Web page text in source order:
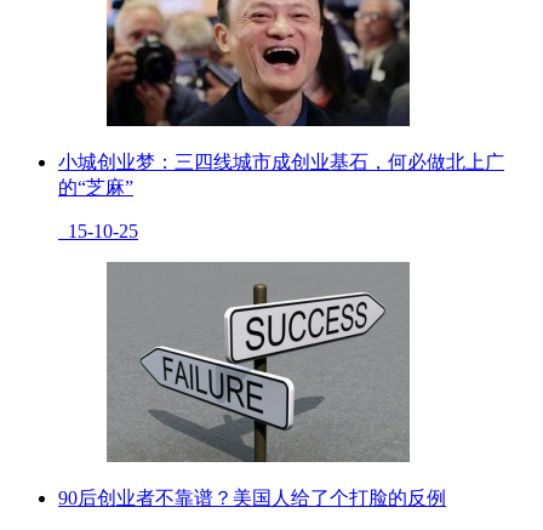
小城创业梦：三四线城市成创业基石，何必做北上广
的“芝麻”
15-10-25
90后创业者不靠谱？美国人给了个打脸的反例